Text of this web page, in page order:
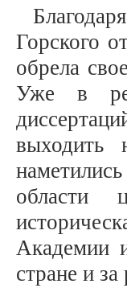
Горского
обрела
Уже в
области
Академии
стране и